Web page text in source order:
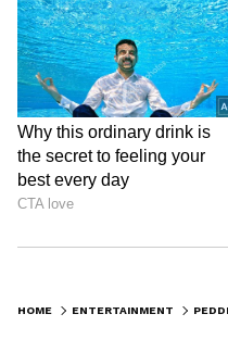
ABOUT THE AUTHOR
RS ramya Sridhar
పది సంవత్సరాలుగా
ఆసియానెట్‌లో జర్నలిస్ట్‌గా పని
విభాగాన్ని లీడ్ చేస్తున్నారు. ఇంతకు ముందు ఈనాడులో పని
రామ్ చరణ్ కొణిదెల
HOME ENTERTAINMENT